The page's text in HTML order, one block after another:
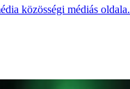
közösségi médiás oldala.